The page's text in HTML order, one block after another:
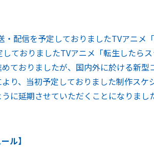
・配信を予定しておりましたTVアニメ
ておりましたTVアニメ「転生したら
ておりましたが、国内外に於ける新
り、当初予定しておりました制作ス
に延期させていただくことになりまし
ル】